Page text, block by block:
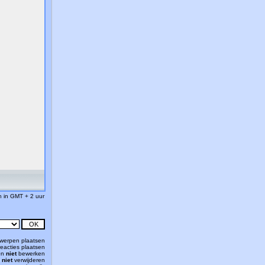
in GMT + 2 uur
plaatsen
plaatsen
nietbewerken
nietverwijderen